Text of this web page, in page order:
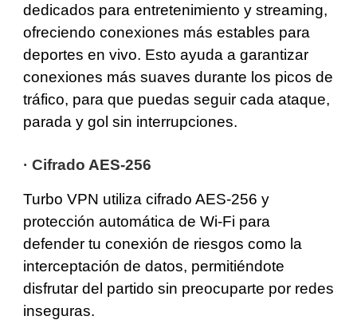
dedicados para entretenimiento y streaming,
ofreciendo conexiones más estables para
deportes en vivo. Esto ayuda a garantizar
conexiones más suaves durante los picos de
tráfico, para que puedas seguir cada ataque,
parada y gol sin interrupciones.
· Cifrado AES-256
Turbo VPN utiliza cifrado AES-256 y
protección automática de Wi-Fi para
defender tu conexión de riesgos como la
interceptación de datos, permitiéndote
disfrutar del partido sin preocuparte por redes
inseguras.